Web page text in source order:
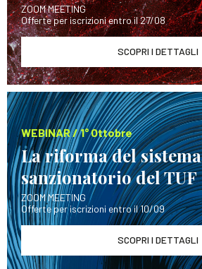
ZOOM MEETING
Offerte per iscrizioni entro il 27/08
SCOPRI I DETTAGLI
WEBINAR / 1° Ottobre
La riforma del sistema
sanzionatorio del TUF
ZOOM MEETING
Offerte per iscrizioni entro il 10/09
SCOPRI I DETTAGLI